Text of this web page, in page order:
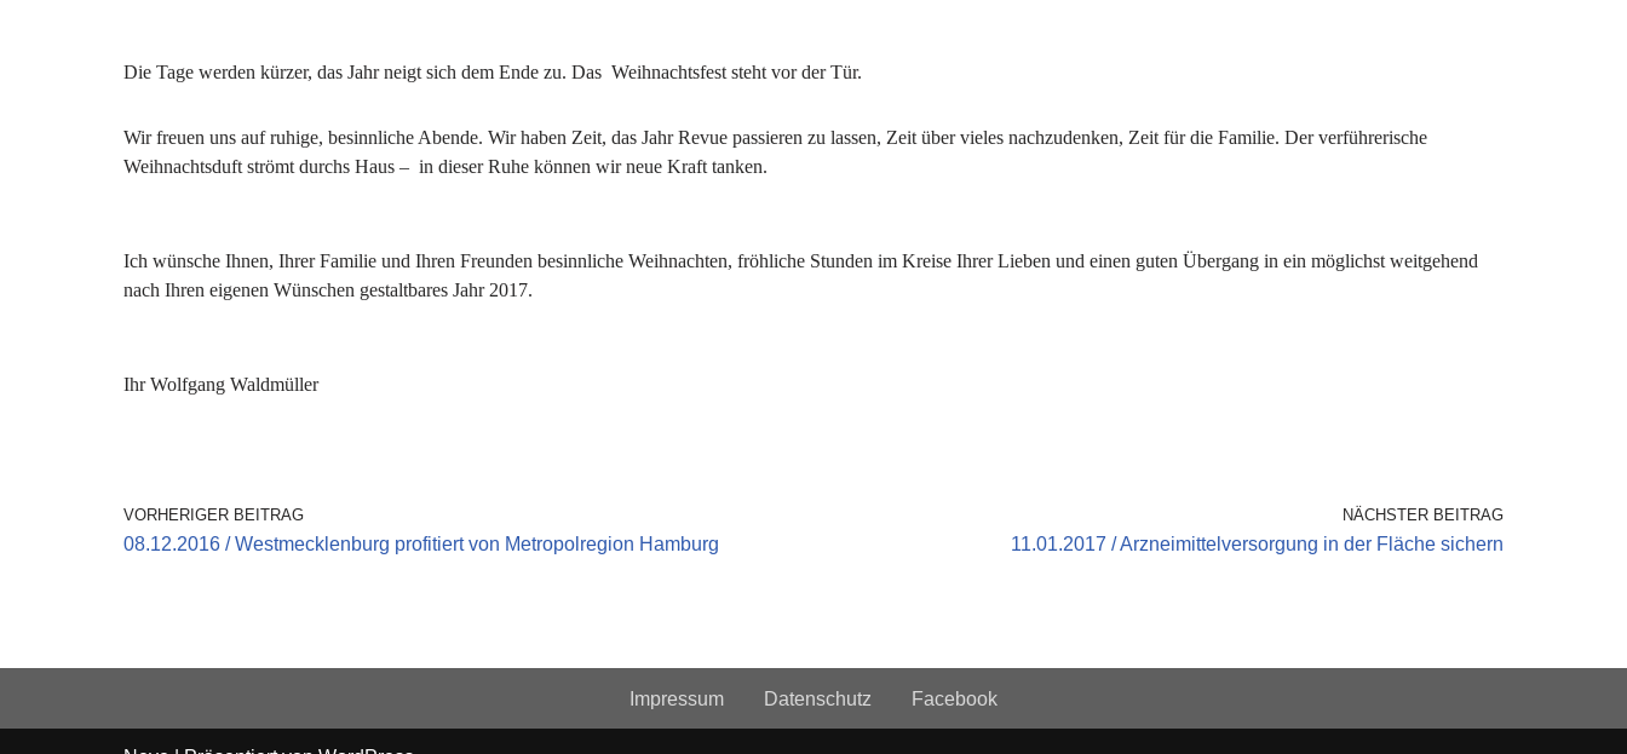
Die Tage werden kürzer, das Jahr neigt sich dem Ende zu. Das Weihnachtsfest steht vor der Tür.
Wir freuen uns auf ruhige, besinnliche Abende. Wir haben Zeit, das Jahr Revue passieren zu lassen, Zeit über vieles nachzudenken, Zeit für die Familie. Der verführerische
Weihnachtsduft strömt durchs Haus – in dieser Ruhe können wir neue Kraft tanken.
Ich wünsche Ihnen, Ihrer Familie und Ihren Freunden besinnliche Weihnachten, fröhliche Stunden im Kreise Ihrer Lieben und einen guten Übergang in ein möglichst weitgehend
nach Ihren eigenen Wünschen gestaltbares Jahr 2017.
IhrWolfgang Waldmüller
VORHERIGER BEITRAG
08.12.2016 / Westmecklenburg profitiert von Metropolregion Hamburg
NÄCHSTER BEITRAG
11.01.2017 / Arzneimittelversorgung in der Fläche sichern
Impressum Datenschutz Facebook